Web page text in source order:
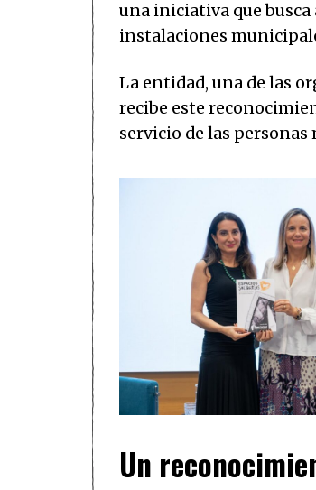
una iniciativa que
instalaciones
La entidad, una de las
recibe este
servicio de las personas
Un